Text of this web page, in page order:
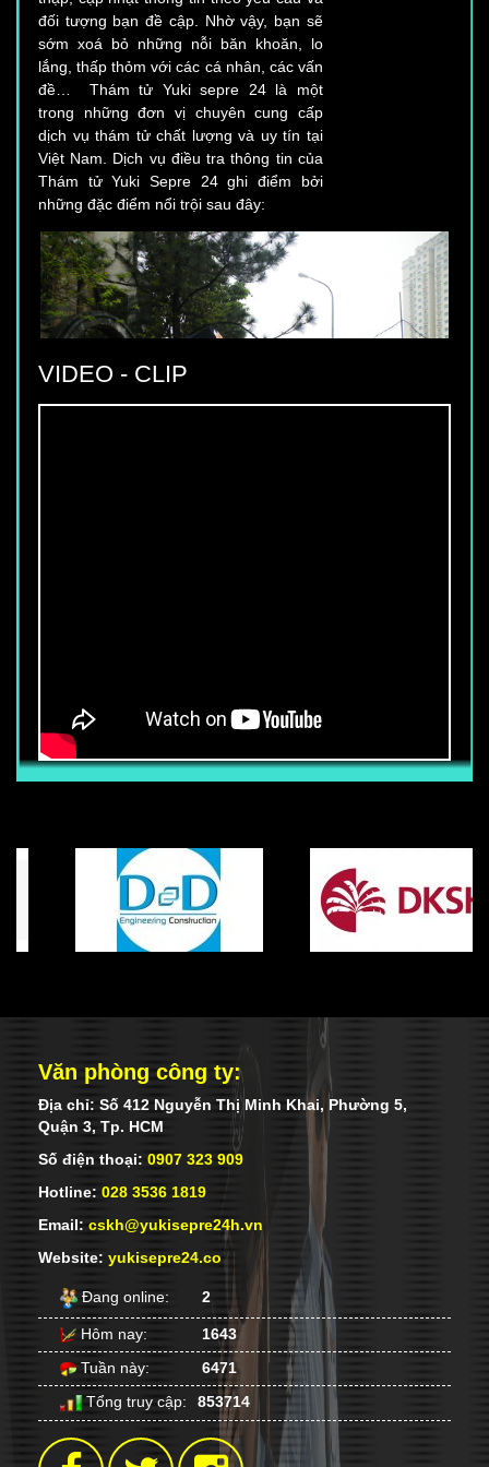
sớm xoá bỏ những nỗi băn khoăn, lo
lắng, thấp thỏm với các cá nhân, các vấn
đề… Thám tử Yuki sepre 24 là một
trong những đơn vị chuyên cung cấp
dịch vụ thám tử chất lượng và uy tín tại
Việt Nam. Dịch vụ điều tra thông tin của
Thám tử Yuki Sepre 24 ghi điểm bởi
những đặc điểm nổi trội sau đây:
ngữ, võ thuật) Nhân viên được hưởng
đầy đủ chế độ BHXH-BHYT-BHTN khi ký
hợp đồng chính thức với công ty. Mọi
PHÚ QUỐC ĐIỂM ĐẾN MANG TÊN
YUKI SEPRE 24
VIDEO - CLIP
Văn phòng công ty:
Địa chỉ: Số 412 Nguyễn Thị Minh Khai, Phường 5,
Quận 3, Tp. HCM
Số điện thoại: 0907 323 909
Hotline: 028 3536 1819
Email: cskh@yukisepre24h.vn
Website: yukisepre24.co
Đang online: 2
Hôm nay:
1643
Tuần này:
6471
Tổng truy cập:
853714